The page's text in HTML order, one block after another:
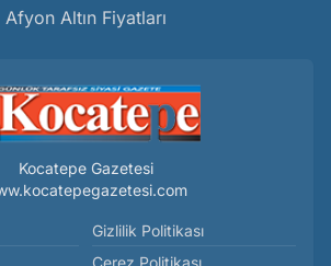
Afyon Altın Fiyatları
Kocatepe Gazetesi
Gizlilik Politikası
Çerez Politikası